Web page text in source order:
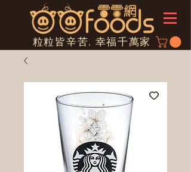
粒粒皆辛苦, 幸福千萬家